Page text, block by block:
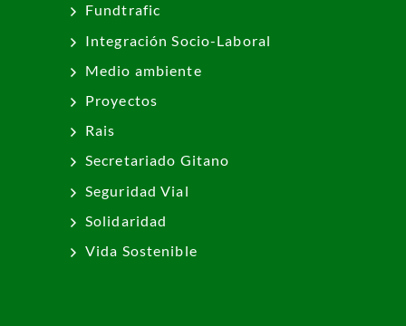
Fundtrafic
Integración Socio-Laboral
Medio ambiente
Proyectos
Rais
Secretariado Gitano
Seguridad Vial
Solidaridad
Vida Sostenible